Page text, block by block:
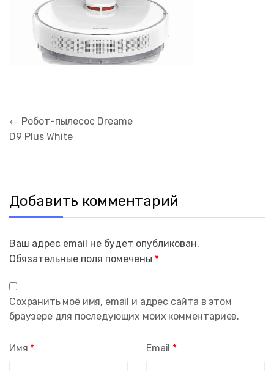
Навигация
по
← Робот-пылесос Dreame
D9 Plus White
Добавить комментарий
Ваш адрес email не будет опубликован.
Обязательные поля помечены *
Имя * Email *
Сохранить моё имя, email и адрес сайта в этом
браузере для последующих моих комментариев.